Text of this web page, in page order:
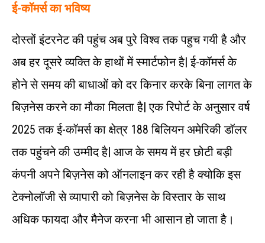
ई-कॉमर्स का भविष्य
दोस्तों इंटरनेट की पहुंच अब पुरे विश्व तक पहुच गयी है और
अब हर दूसरे व्यक्ति के हाथों में स्मार्टफोन है| ई-कॉमर्स के
होने से समय की बाधाओं को दर किनार करके बिना लागत के
बिज़नेस करने का मौका मिलता है| एक रिपोर्ट के अनुसार वर्ष
2025 तक ई-कॉमर्स का क्षेत्र 188 बिलियन अमेरिकी डॉलर
तक पहुंचने की उम्मीद है| आज के समय में हर छोटी बड़ी
कंपनी अपने बिज़नेस को ऑनलाइन कर रही है क्योकि इस
टेक्नोलॉजी से व्यापारी को बिज़नेस के विस्तार के साथ
अधिक फायदा और मैनेज करना भी आसान हो जाता है।